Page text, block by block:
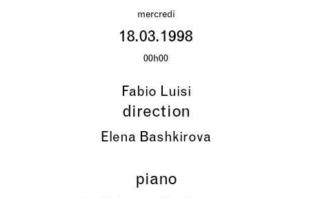
mercredi
18.03.1998
00h00
Fabio Luisi
direction
Elena Bashkirova
piano